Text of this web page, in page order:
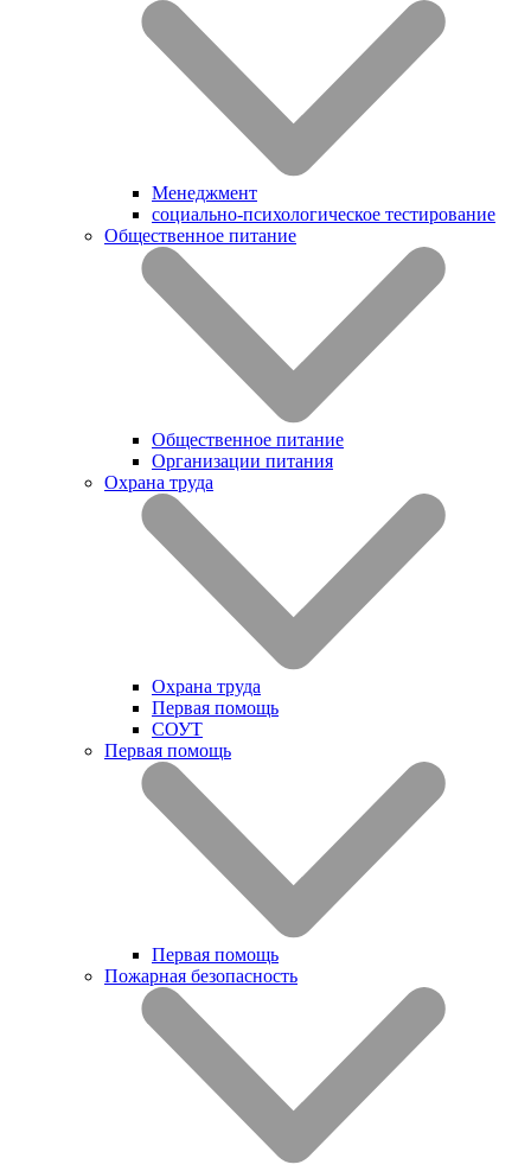
Менеджмент
социально-психологическое тестирование
Общественное питание
Общественное питание
Организации питания
Охрана труда
Охрана труда
Первая помощь
СОУТ
Первая помощь
Первая помощь
Пожарная безопасность